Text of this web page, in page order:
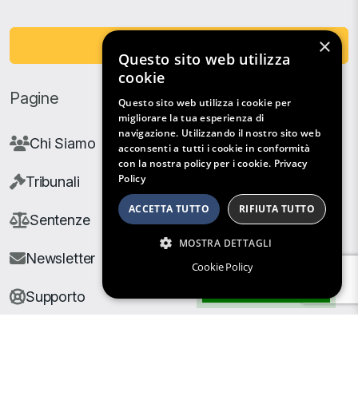
Pagine
Chi Siamo
Tribunali
Sentenze
Newsletter
Supporto
×
Questo sito web utilizza
cookie
Questo sito web utilizza i cookie per
migliorare la tua esperienza di
navigazione. Utilizzando il nostro sito web
acconsenti a tutti i cookie in conformità
con la nostra policy per i cookie. Privacy
Policy
ACCETTA TUTTO RIFIUTA TUTTO
MOSTRA DETTAGLI
Cookie Policy